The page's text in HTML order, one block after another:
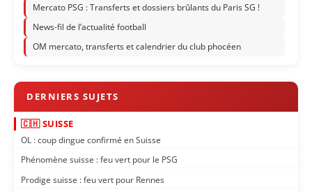
Mercato PSG : Transferts et dossiers brûlants du Paris SG !
News-fil de l’actualité football
OM mercato, transferts et calendrier du club phocéen
🇨🇭 SUISSE
OL : coup dingue confirmé en Suisse
Phénomène suisse : feu vert pour le PSG
Prodige suisse : feu vert pour Rennes